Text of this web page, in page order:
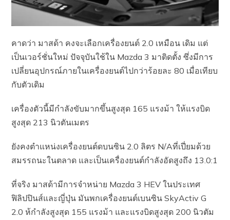
คาดว่า มาสด้า คงจะเลือกเครื่องยนต์ 2.0 เหมือน เดิม แต่
เป็นเวอร์ชั่นใหม่ ปัจจุบันใช้ใน Mazda 3 มาติดตั้ง ซึ่งมีการ
เปลี่ยนอุปกรณ์ภายในเครื่องยนต์ไปกว่าร้อยละ 80 เมื่อเทียบ
กับตัวเดิม
เครื่องตัวนี้มีกำลังขับมากขึ้นสูงสุด 165 แรงม้า ให้แรงบิด
สูงสุด 213 นิวตันเมตร
ยังคงตำแหน่งเครื่องยนต์ดบนซิน 2.0 ลิตร N/Aที่เปี่ยมด้วย
สมรรถนะในตลาด และเป็นเครื่องยนต์กำลังอัดสูงถึง 13.0:1
ที่จริง มาสด้ามีการจำหน่าย Mazda 3 HEV ในประเทศ
ฟิลิปปินส์และญี่ปุ่น มันพกเครื่องยนต์เบนซิน SkyActiv G
2.0 ห้กำลังสูงสุด 155 แรงม้า และแรงบิดสูงสุด 200 นิวตัม